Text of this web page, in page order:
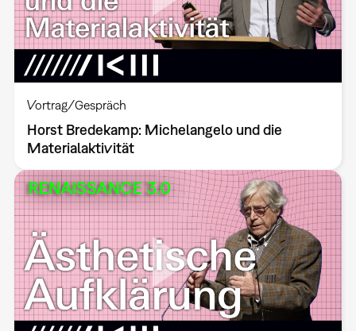
Vortrag/Gespräch
Horst Bredekamp: Michelangelo und die
Materialaktivität